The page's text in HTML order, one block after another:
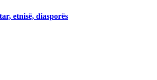
etnisë, diasporës